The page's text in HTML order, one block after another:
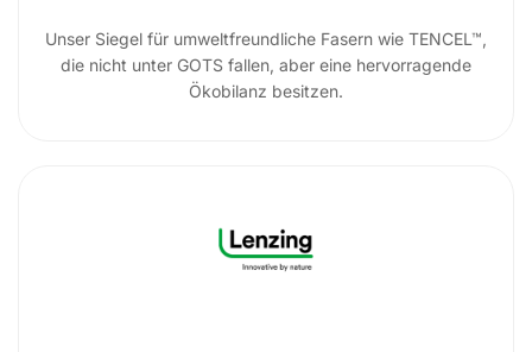
Unser Siegel für umweltfreundliche Fasern wie TENCEL™,
die nicht unter GOTS fallen, aber eine hervorragende
Ökobilanz besitzen.